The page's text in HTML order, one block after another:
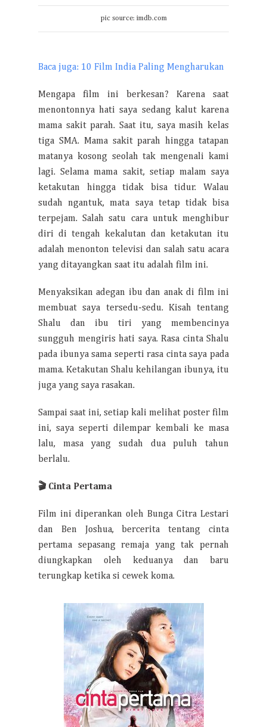
pic source: imdb.com
Baca juga: 10 Film India Paling Mengharukan
Mengapa film ini berkesan? Karena saat
menontonnya hati saya sedang kalut karena
mama sakit parah. Saat itu, saya masih kelas
tiga SMA. Mama sakit parah hingga tatapan
matanya kosong seolah tak mengenali kami
lagi. Selama mama sakit, setiap malam saya
ketakutan hingga tidak bisa tidur. Walau
sudah ngantuk, mata saya tetap tidak bisa
terpejam. Salah satu cara untuk menghibur
diri di tengah kekalutan dan ketakutan itu
adalah menonton televisi dan salah satu acara
yang ditayangkan saat itu adalah film ini.
Menyaksikan adegan ibu dan anak di film ini
membuat saya tersedu-sedu. Kisah tentang
Shalu dan ibu tiri yang membencinya
sungguh mengiris hati saya. Rasa cinta Shalu
pada ibunya sama seperti rasa cinta saya pada
mama. Ketakutan Shalu kehilangan ibunya, itu
juga yang saya rasakan.
Sampai saat ini, setiap kali melihat poster film
ini, saya seperti dilempar kembali ke masa
lalu, masa yang sudah dua puluh tahun
berlalu.
🎬 Cinta Pertama
Film ini diperankan oleh Bunga Citra Lestari
dan Ben Joshua, bercerita tentang cinta
pertama sepasang remaja yang tak pernah
diungkapkan oleh keduanya dan baru
terungkap ketika si cewek koma.